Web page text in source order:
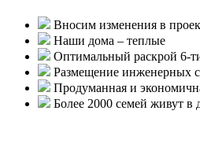
Вносим изменения в
Наши дома – теплые
Оптимальный раскрой 6-
Размещение инженерных
Продуманная и
Более 2000 семей живут